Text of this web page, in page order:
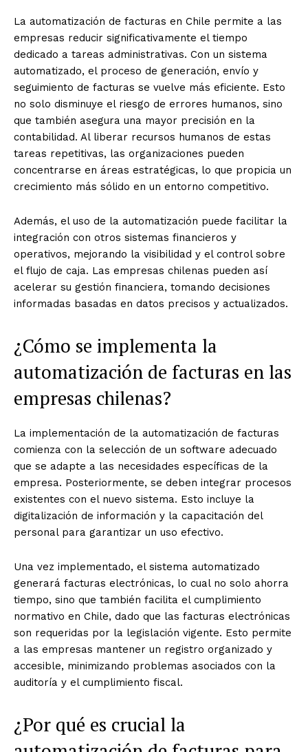
La automatización de facturas en Chile permite a las
empresas reducir significativamente el tiempo
dedicado a tareas administrativas. Con un sistema
automatizado, el proceso de generación, envío y
seguimiento de facturas se vuelve más eficiente. Esto
no solo disminuye el riesgo de errores humanos, sino
que también asegura una mayor precisión en la
contabilidad. Al liberar recursos humanos de estas
tareas repetitivas, las organizaciones pueden
concentrarse en áreas estratégicas, lo que propicia un
crecimiento más sólido en un entorno competitivo.
Además, el uso de la automatización puede facilitar la
integración con otros sistemas financieros y
operativos, mejorando la visibilidad y el control sobre
el flujo de caja. Las empresas chilenas pueden así
acelerar su gestión financiera, tomando decisiones
informadas basadas en datos precisos y actualizados.
¿Cómo se implementa la
automatización de facturas en las
empresas chilenas?
La implementación de la automatización de facturas
comienza con la selección de un software adecuado
que se adapte a las necesidades específicas de la
empresa. Posteriormente, se deben integrar procesos
existentes con el nuevo sistema. Esto incluye la
digitalización de información y la capacitación del
personal para garantizar un uso efectivo.
Una vez implementado, el sistema automatizado
generará facturas electrónicas, lo cual no solo ahorra
tiempo, sino que también facilita el cumplimiento
normativo en Chile, dado que las facturas electrónicas
son requeridas por la legislación vigente. Esto permite
a las empresas mantener un registro organizado y
accesible, minimizando problemas asociados con la
auditoría y el cumplimiento fiscal.
¿Por qué es crucial la